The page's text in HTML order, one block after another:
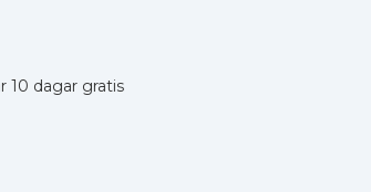
10 dagar gratis